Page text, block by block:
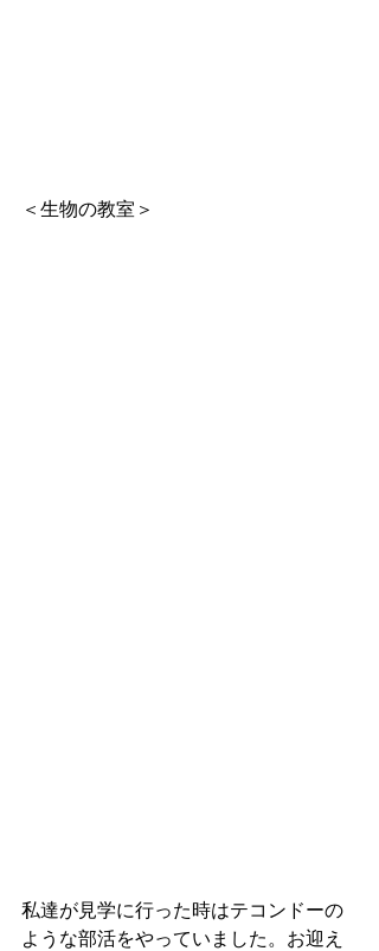
＜生物の教室＞
私達が見学に行った時はテコンドーの
ような部活をやっていました。お迎え